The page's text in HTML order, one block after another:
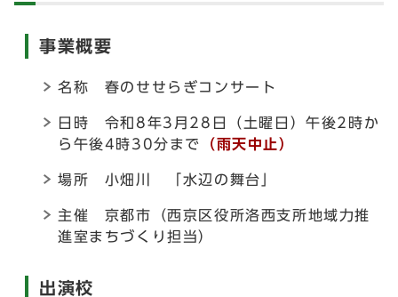
事業概要
名称 春のせせらぎコンサート
日時 令和8年3月28日（土曜日）午後2時か
ら午後4時30分まで
（雨天中止）
場所 小畑川 「水辺の舞台」
主催 京都市（西京区役所洛西支所地域力推
進室まちづくり担当）
出演校